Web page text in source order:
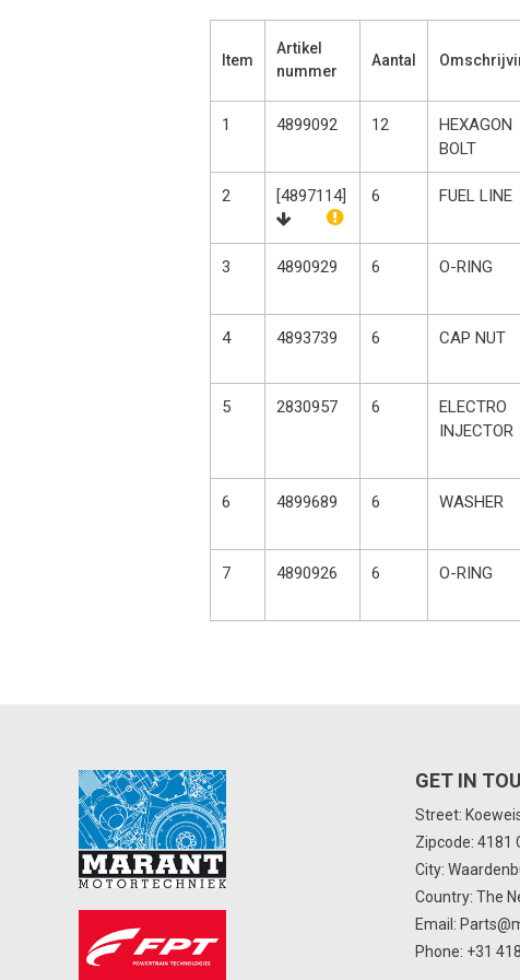
Item
Artikel
nummer
Aantal
1 4899092 12
HEXAGON
BOLT
2 [4897114] 6 FUEL LINE
3 4890929 6 O-RING
4 4893739 6 CAP NUT
5 2830957 6
ELECTRO
INJECTOR
6 4899689 6 WASHER
7 4890926 6 O-RING
GET IN
Street:
Zipcode: 4181
City:
Country: The
Email:
Phone: +31